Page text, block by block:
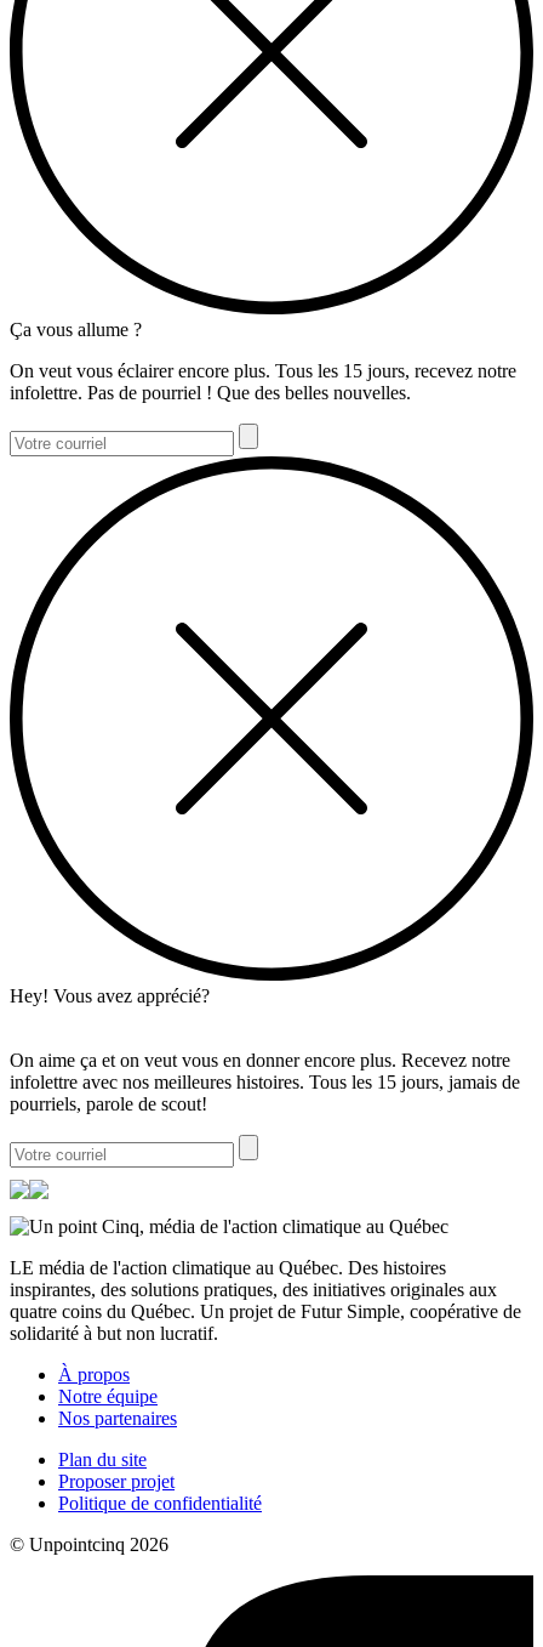
Ça vous allume ?
On veut vous éclairer encore plus. Tous les 15 jours, recevez notre
infolettre. Pas de pourriel ! Que des belles nouvelles.
Hey! Vous avez apprécié?
On aime ça et on veut vous en donner encore plus. Recevez notre
infolettre avec nos meilleures histoires. Tous les 15 jours, jamais de
pourriels, parole de scout!
LE média de l'action climatique au Québec. Des histoires
inspirantes, des solutions pratiques, des initiatives originales aux
quatre coins du Québec. Un projet de Futur Simple, coopérative de
solidarité à but non lucratif.
À propos
Notre équipe
Nos partenaires
Plan du site
Proposer projet
Politique de confidentialité
© Unpointcinq 2026